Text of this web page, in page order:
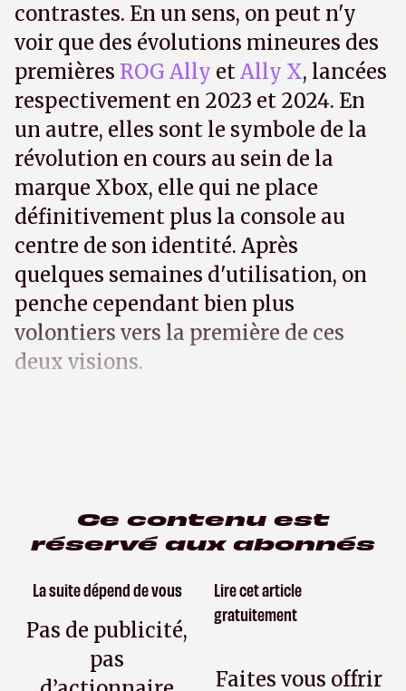
contrastes. En un sens, on peut n'y
voir que des évolutions mineures des
premières ROG Ally etAlly X, lancées
respectivement en 2023 et 2024. En
un autre, elles sont le symbole de la
révolution en cours au sein de la
marque Xbox, elle qui ne place
définitivement plus la console au
centre de son identité. Après
quelques semaines d'utilisation, on
penche cependant bien plus
volontiers vers la première de ces
deux visions.
Ce contenu est
réservé aux abonnés
La suite dépend de vous
Pas de publicité,
pas
Lire cet article
gratuitement
Faites vous offrir